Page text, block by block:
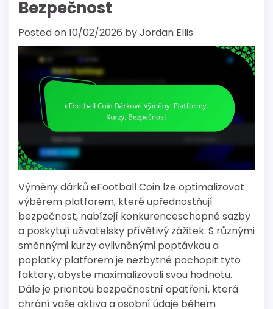
Bezpečnost
Posted on10/02/2026 byJordan Ellis
Výměny dárků eFootball Coin lze optimalizovat
výběrem platforem, které upřednostňují
bezpečnost, nabízejí konkurenceschopné sazby
a poskytují uživatelsky přívětivý zážitek. S různými
směnnými kurzy ovlivněnými poptávkou a
poplatky platforem je nezbytné pochopit tyto
faktory, abyste maximalizovali svou hodnotu.
Dále je prioritou bezpečnostní opatření, která
chrání vaše aktiva a osobní údaje během